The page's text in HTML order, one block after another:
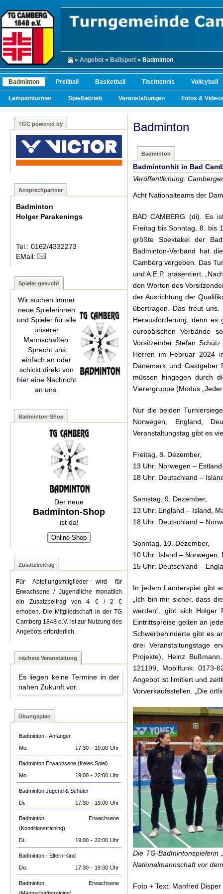
» Angebot » Ballsport » Badminton
Badminton Prellball Basketball Tischtennis Volleyball
Lampionturnier Spielbetrieb Veranstaltungen Fotos &
TGC powered by
Ansprechpartner
Badminton
Holger Parakenings
Tel.: 0162/4332273
EMail:
Spieler gesucht
Wir suchen immer
neue Spielerinnen
und Spieler für alle
unserer
Mannschaften.
Sprecht uns
einfach an oder
schickt direkt von
hier eine Nachricht
an uns.
Badminton-Shop
Der neue
Badminton-Shop
ist da!
Online-Shop
Zusatzbeitrag
Für Abteilungsmitglieder wird für
Erwachsene / Jugendliche monatlich
ein Zusatzbeitrag von 4 € / 2 €
erhoben. Die Mitgliedschaft in der TG
Camberg 1848 e.V. ist zur Nutzung des
Angebots erforderlich.
nächste Veranstaltung
Es liegen keine Termine in der
nahen Zukunft vor.
Übungsplan
Badminton - Anfänger
Mo.
17:30 - 19:00 Uhr
Badminton Erwachsene (freies Spiel)
Mo.
19:00 - 22:00 Uhr
Badminton Jugend & Schüler
Di.
17:30 - 19:00 Uhr
Badminton Erwachsene
(Konditionstraining)
Di.
19:00 - 22:00 Uhr
Badminton - Eltern-Kind
Do.
17:30 - 19:30 Uhr
Badminton Erwachsene
Badminton
Badminton
Badmintonhit in Bad
Veröffentlichung:
Acht Nationalteams der
BAD CAMBERG (di). Es
Freitag bis Sonntag, 8. bis
größte Spektakel der
Badminton-Verband hat
Camberg vergeben. Das
und A.E.P. präsentiert.
den Worten des
der Ausrichtung der
übertragen. Das freut
Herausforderung, denn es
europäischen Verbände
Vorsitzender Stefan
Herren im Februar 2024
Dänemark und Gastgeber
müssen hingegen durch
Vierergruppe (Modus
Nur die beiden
Norwegen, England,
Veranstaltungstag gibt es
Freitag, 8. Dezember,
13 Uhr: Norwegen –
18 Uhr: Deutschland –
Samstag, 9. Dezember,
13 Uhr: England – Island,
18 Uhr: Deutschland –
Sonntag, 10. Dezember,
10 Uhr: Island – Norwegen,
15 Uhr: Deutschland –
In jedem Länderspiel gibt
„Ich bin mir sicher, dass
werden“, gibt sich Holger
Eintrittspreise gelten an
Schwerbehinderte gibt es
drei Veranstaltungstage
Projekte), Heinz
121199, Mobilfunk: 0173-
Angebot ist limitiert und
Vorverkaufsstellen. „Die
Die TG-Badmintonspielerin
Nationalmannschaft vor
Foto + Text: Manfred Disper